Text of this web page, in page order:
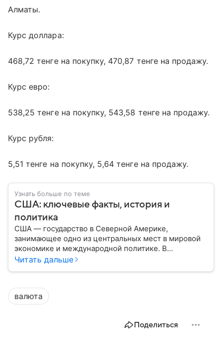
Алматы.
Курс доллара:
468,72 тенге на покупку, 470,87 тенге на продажу.
Курс евро:
538,25 тенге на покупку, 543,58 тенге на продажу.
Курс рубля:
5,51 тенге на покупку, 5,64 тенге на продажу.
Узнать больше по теме
США: ключевые факты, история и
политика
США — государство в Северной Америке,
занимающее одно из центральных мест в мировой
экономике и международной политике. В
материале — основные сведения об этой стране.
Читать дальше
валюта
Поделиться